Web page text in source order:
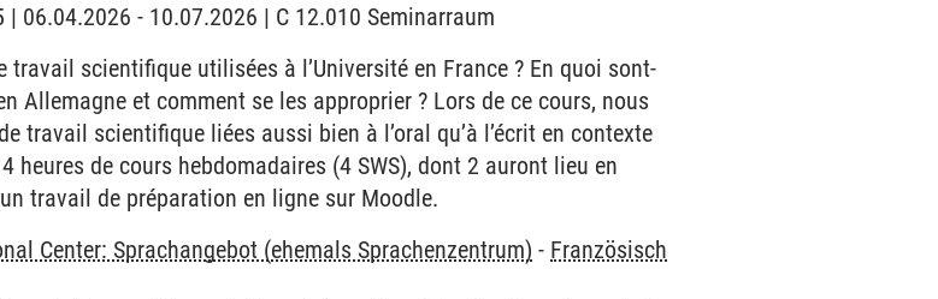
06.04.2026 - 10.07.2026 | C 12.010 Seminarraum
travail scientifique utilisées à l’Université en France ? En quoi sont-
Allemagne et comment se les approprier ? Lors de ce cours, nous
travail scientifique liées aussi bien à l’oral qu’à l’écrit en contexte
heures de cours hebdomadaires (4 SWS), dont 2 auront lieu en
travail de préparation en ligne sur Moodle.
Center: Sprachangebot (ehemals Sprachenzentrum) - Französisch